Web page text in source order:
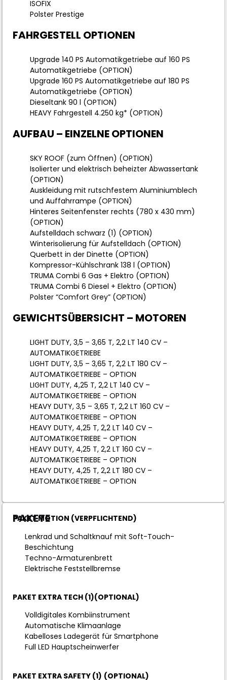
ISOFIX
Polster Prestige
FAHRGESTELL OPTIONEN
Upgrade 140 PS Automatikgetriebe auf 160 PS
Automatikgetriebe (OPTION)
Upgrade 160 PS Automatikgetriebe auf 180 PS
Automatikgetriebe (OPTION)
Dieseltank 90 l (OPTION)
HEAVY Fahrgestell 4.250 kg* (OPTION)
AUFBAU – EINZELNE OPTIONEN
SKY ROOF (zum Öffnen) (OPTION)
Isolierter und elektrisch beheizter Abwassertank
(OPTION)
Auskleidung mit rutschfestem Aluminiumblech
und Auffahrrampe (OPTION)
Hinteres Seitenfenster rechts (780 x 430 mm)
(OPTION)
Aufstelldach schwarz (1) (OPTION)
Winterisolierung für Aufstelldach (OPTION)
Querbett in der Dinette (OPTION)
Kompressor-Kühlschrank 138 l (OPTION)
TRUMA Combi 6 Gas + Elektro (OPTION)
TRUMA Combi 6 Diesel + Elektro (OPTION)
Polster “Comfort Grey” (OPTION)
GEWICHTSÜBERSICHT – MOTOREN
LIGHT DUTY, 3,5 – 3,65 T, 2,2 LT 140 CV –
AUTOMATIKGETRIEBE
LIGHT DUTY, 3,5 – 3,65 T, 2,2 LT 180 CV –
AUTOMATIKGETRIEBE – OPTION
LIGHT DUTY, 4,25 T, 2,2 LT 140 CV –
AUTOMATIKGETRIEBE – OPTION
HEAVY DUTY, 3,5 – 3,65 T, 2,2 LT 160 CV –
AUTOMATIKGETRIEBE – OPTION
HEAVY DUTY, 4,25 T, 2,2 LT 140 CV –
AUTOMATIKGETRIEBE – OPTION
HEAVY DUTY, 4,25 T, 2,2 LT 160 CV –
AUTOMATIKGETRIEBE – OPTION
HEAVY DUTY, 4,25 T, 2,2 LT 180 CV –
AUTOMATIKGETRIEBE – OPTION
PAKETE
PAKET MOTION (VERPFLICHTEND)
Lenkrad und Schaltknauf mit Soft-Touch-
Beschichtung
Techno-Armaturenbrett
Elektrische Feststellbremse
PAKET EXTRA TECH (1)(OPTIONAL)
Volldigitales Kombiinstrument
Automatische Klimaanlage
Kabelloses Ladegerät für Smartphone
Full LED Hauptscheinwerfer
PAKET EXTRA SAFETY (1) (OPTIONAL)